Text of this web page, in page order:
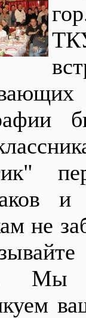
и
не
Мы с